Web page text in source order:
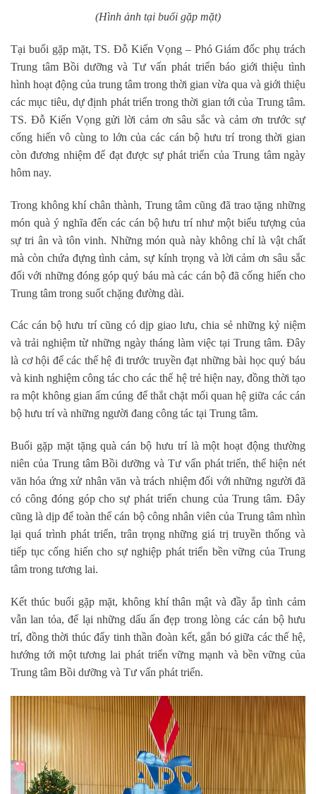
(Hình ảnh tại buổi gặp mặt)
Tại buổi gặp mặt, TS. Đỗ Kiến Vọng – Phó Giám đốc phụ trách
Trung tâm Bồi dưỡng và Tư vấn phát triển báo giới thiệu tình
hình hoạt động của trung tâm trong thời gian vừa qua và giới thiệu
các mục tiêu, dự định phát triển trong thời gian tới của Trung tâm.
TS. Đỗ Kiến Vọng gửi lời cảm ơn sâu sắc và cảm ơn trước sự
cống hiến vô cùng to lớn của các cán bộ hưu trí trong thời gian
còn đương nhiệm để đạt được sự phát triển của Trung tâm ngày
hôm nay.
Trong không khí chân thành, Trung tâm cũng đã trao tặng những
món quà ý nghĩa đến các cán bộ hưu trí như một biểu tượng của
sự tri ân và tôn vinh. Những món quà này không chỉ là vật chất
mà còn chứa đựng tình cảm, sự kính trọng và lời cảm ơn sâu sắc
đối với những đóng góp quý báu mà các cán bộ đã cống hiến cho
Trung tâm trong suốt chặng đường dài.
Các cán bộ hưu trí cũng có dịp giao lưu, chia sẻ những kỷ niệm
và trải nghiệm từ những ngày tháng làm việc tại Trung tâm. Đây
là cơ hội để các thế hệ đi trước truyền đạt những bài học quý báu
và kinh nghiệm công tác cho các thế hệ trẻ hiện nay, đồng thời tạo
ra một không gian ấm cúng để thắt chặt mối quan hệ giữa các cán
bộ hưu trí và những người đang công tác tại Trung tâm.
Buổi gặp mặt tặng quà cán bộ hưu trí là một hoạt động thường
niên của Trung tâm Bồi dưỡng và Tư vấn phát triển, thể hiện nét
văn hóa ứng xử nhân văn và trách nhiệm đối với những người đã
có công đóng góp cho sự phát triển chung của Trung tâm. Đây
cũng là dịp để toàn thể cán bộ công nhân viên của Trung tâm nhìn
lại quá trình phát triển, trân trọng những giá trị truyền thống và
tiếp tục cống hiến cho sự nghiệp phát triển bền vững của Trung
tâm trong tương lai.
Kết thúc buổi gặp mặt, không khí thân mật và đầy ắp tình cảm
vẫn lan tỏa, để lại những dấu ấn đẹp trong lòng các cán bộ hưu
trí, đồng thời thúc đẩy tinh thần đoàn kết, gắn bó giữa các thế hệ,
hướng tới một tương lai phát triển vững mạnh và bền vững của
Trung tâm Bồi dưỡng và Tư vấn phát triển.